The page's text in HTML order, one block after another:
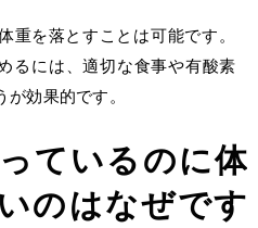
重を落とす ことは可能です。
るには、適切な食事や有酸素
効果的です。
ているのに体
のはなぜです